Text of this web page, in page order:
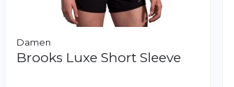
Damen
Brooks Luxe Short Sleeve